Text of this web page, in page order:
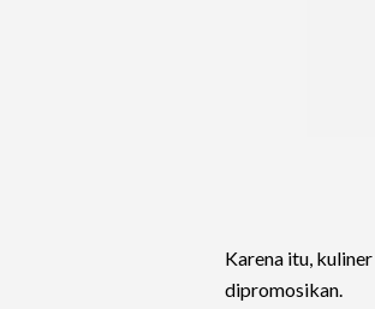
Karena itu,
dipromosikan.